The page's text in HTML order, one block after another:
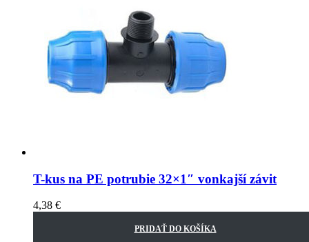
T-kus na PE potrubie 32×1″ vonkajší závit
4,38 €
PRIDAŤ DO KOŠÍKA